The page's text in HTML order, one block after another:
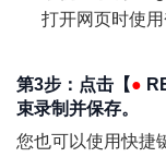
打开网页时使用
第3步：点击【●
束录制并保存。
您也可以使用快捷